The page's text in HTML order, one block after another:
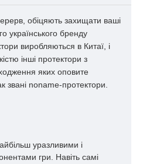
обіцяють захищати ваші
українського бренду
виробляються в Китаї, і
інші протектори з
яких оповите
звані noname-протектори.
уразливими і
гри. Навіть самі